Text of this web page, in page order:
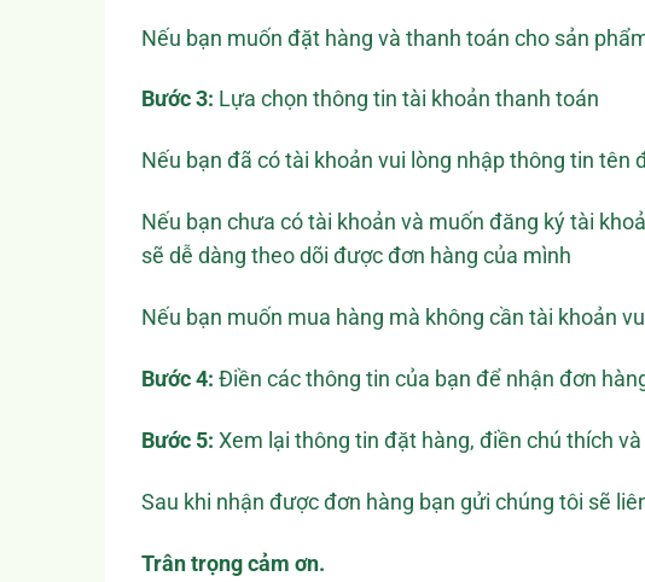
Nếu bạn muốn đặt hàng và thanh toán cho sản
Bước 3: Lựa chọn thông tin tài khoản thanh toán
Nếu bạn đã có tài khoản vui lòng nhập thông tin
Nếu bạn chưa có tài khoản và muốn đăng ký tài
sẽ dễ dàng theo dõi được đơn hàng của mình
Nếu bạn muốn mua hàng mà không cần tài khoản
Bước 4: Điền các thông tin của bạn để nhận đơn
Bước 5: Xem lại thông tin đặt hàng, điền chú thích
Sau khi nhận được đơn hàng bạn gửi chúng tôi sẽ
Trân trọng cảm ơn.